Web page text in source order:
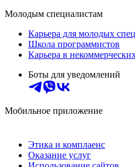
Молодым специалистам
Карьера для молодых
Школа программистов
Карьера в
Боты для уведомлений
Мобильное приложение
Этика и комплаенс
Оказание услуг